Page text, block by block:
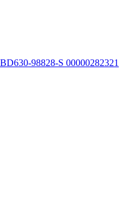
98828-S 00000282321